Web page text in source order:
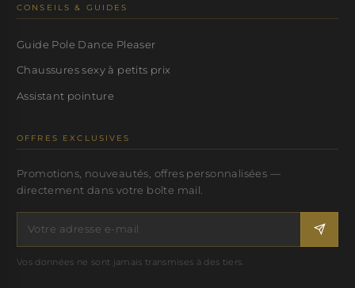
CONSEILS & GUIDES
Guide Pole Dance Pleaser
Chaussures sexy à petits prix
Assistant pointure
OFFRES EXCLUSIVES
Promotions, nouveautés, offres personnalisées —
directement dans votre boîte mail.
Vos données ne sont jamais transmises à des tiers.